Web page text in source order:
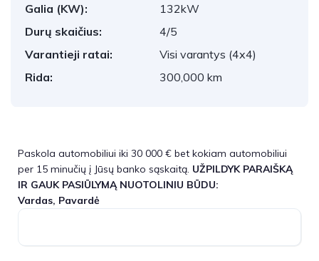
Galia (KW):
132kW
Durų skaičius:
4/5
Varantieji ratai:
Visi varantys (4x4)
Rida:
300,000 km
Paskola automobiliui iki 30 000 € bet kokiam automobiliui
per 15 minučių į Jūsų banko sąskaitą. UŽPILDYK PARAIŠKĄ
IR GAUK PASIŪLYMĄ NUOTOLINIU BŪDU:
Vardas, Pavardė